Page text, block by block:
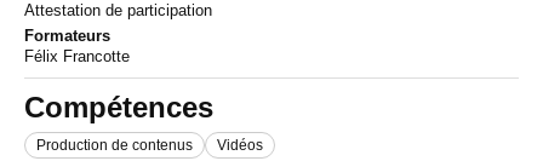
Attestation de participation
Formateurs
Félix Francotte
Compétences
Production de contenus Vidéos